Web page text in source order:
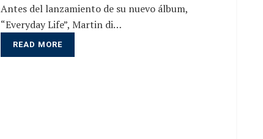
Antes del lanzamiento de su nuevo álbum,
“Everyday Life”, Martin di…
READ MORE